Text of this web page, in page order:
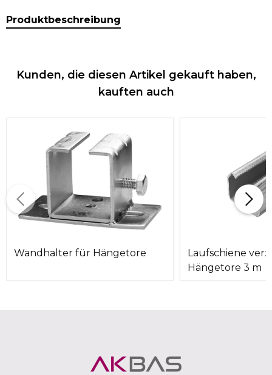
Produktbeschreibung
Kunden, die diesen Artikel gekauft haben,
kauften auch
Wandhalter für Hängetore
Laufschiene
Hängetore 3 m